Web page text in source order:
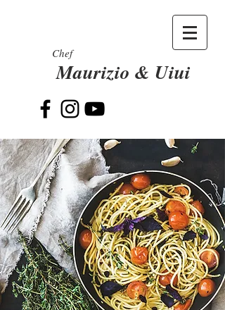
Chef
Maurizio & Uiui